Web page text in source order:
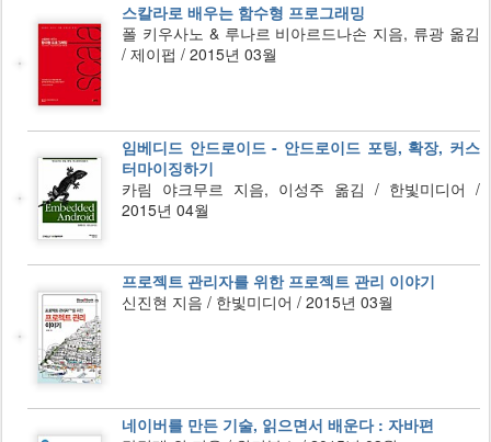
스칼라로 배우는 함수형 프로그래밍
폴 키우사노 & 루나르 비아르드나손 지음, 류광 옮김
/ 제이펍 / 2015년 03월
임베디드 안드로이드 - 안드로이드 포팅, 확장, 커스
터마이징하기
카림 야크무르 지음, 이성주 옮김 / 한빛미디어 /
2015년 04월
프로젝트 관리자를 위한 프로젝트 관리 이야기
신진현 지음 / 한빛미디어 / 2015년 03월
네이버를 만든 기술, 읽으면서 배운다 : 자바편